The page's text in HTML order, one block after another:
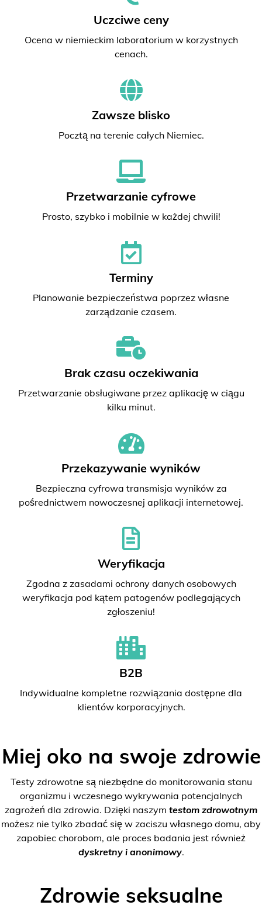
Uczciwe ceny
Ocena w niemieckim laboratorium w korzystnych
cenach.
Zawsze blisko
Pocztą na terenie całych Niemiec.
Przetwarzanie cyfrowe
Prosto, szybko i mobilnie w każdej chwili!
Terminy
Planowanie bezpieczeństwa poprzez własne
zarządzanie czasem.
Brak czasu oczekiwania
Przetwarzanie obsługiwane przez aplikację w ciągu
kilku minut.
Przekazywanie wyników
Bezpieczna cyfrowa transmisja wyników za
pośrednictwem nowoczesnej aplikacji internetowej.
Weryfikacja
Zgodna z zasadami ochrony danych osobowych
weryfikacja pod kątem patogenów podlegających
zgłoszeniu!
B2B
Indywidualne kompletne rozwiązania dostępne dla
klientów korporacyjnych.
Miej oko na swoje zdrowie
Testy zdrowotne są niezbędne do monitorowania stanu
organizmu i wczesnego wykrywania potencjalnych
zagrożeń dla zdrowia. Dzięki naszym testom zdrowotnym
możesz nie tylko zbadać się w zaciszu własnego domu, aby
zapobiec chorobom, ale proces badania jest również
dyskretny i anonimowy.
Zdrowie seksualne